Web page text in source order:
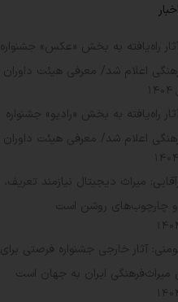
راه‌یافته به بخش «عکس» جشنواره
اعلام شد/ معرفی هیئت داوران
راه‌یافته به بخش «رادیو» جشنواره
اعلام شد/ معرفی هیئت داوران
میراث دیجیتال نیازمند تعریف،
چارچوب‌های روشن است
آثار خارجی جشنواره فرصتی برای
میراث‌فرهنگی ایران به جهان است